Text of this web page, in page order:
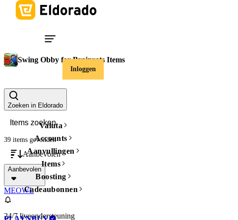
Inloggen
Zoeken in Eldorado
Valuta
Accounts
Aanvullingen
Items
Boosting
Cadeaubonnen
24/7 liveondersteuning
Swing Obby for Brainrots Items
Prijs
Filters wissen
39 items gevonden
Aanbevolen
Aanbevolen
MEOWL